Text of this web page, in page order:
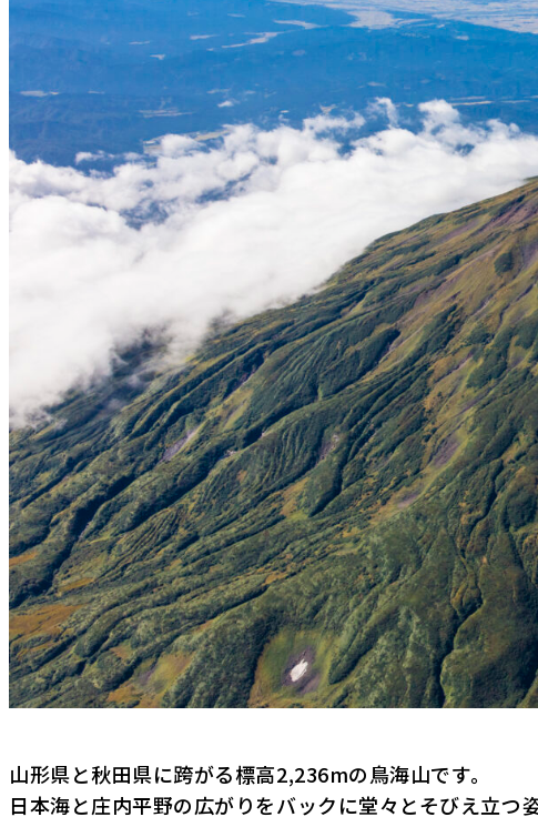
山形県と秋田県に跨がる標高2,236mの鳥海山です。
日本海と庄内平野の広がりをバックに堂々とそびえ立つ